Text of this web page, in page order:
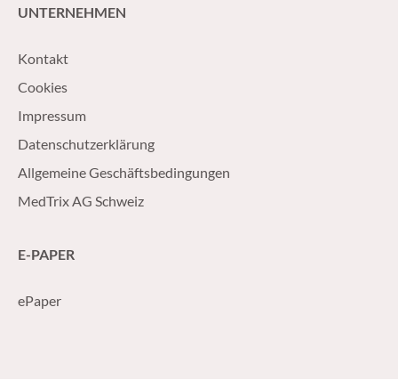
UNTERNEHMEN
Kontakt
Cookies
Impressum
Datenschutzerklärung
Allgemeine Geschäftsbedingungen
MedTrix AG Schweiz
E-PAPER
ePaper